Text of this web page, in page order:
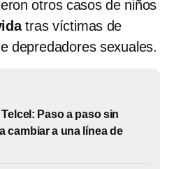
otros casos de niños
tras víctimas de
depredadores sexuales.
Paso a paso sin
cambiar a una línea de